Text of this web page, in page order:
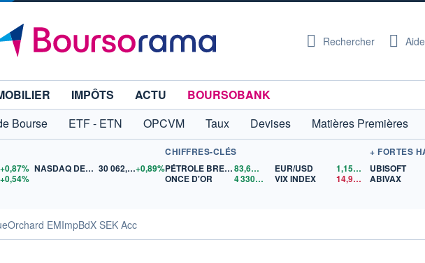
Rechercher Aide
IMPÔTS ACTU
BOURSOBANK
Bourse ETF - ETN OPCVM Taux Devises Matières Premières
+0,87%
+0,54%
NASDAQ DEC26 30 062,25+0,89%
CHIFFRES-CLÉS
PÉTROLE BRENT
83,60$US
ONCE D'OR
4 330,98 $US
EUR/USD 1,1559
$US
VIX INDEX
14,97$US
UBISOFT
ABIVAX
EMImpBdX SEK Acc